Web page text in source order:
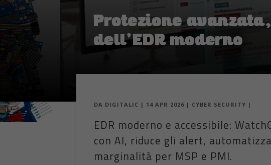
Protezione
dell’EDR moderno
DA DIGITALIC | 14 APR 2026 | CYBER SECURITY |
EDR moderno e accessibile:
con AI, riduce gli alert,
marginalità per MSP e PMI.